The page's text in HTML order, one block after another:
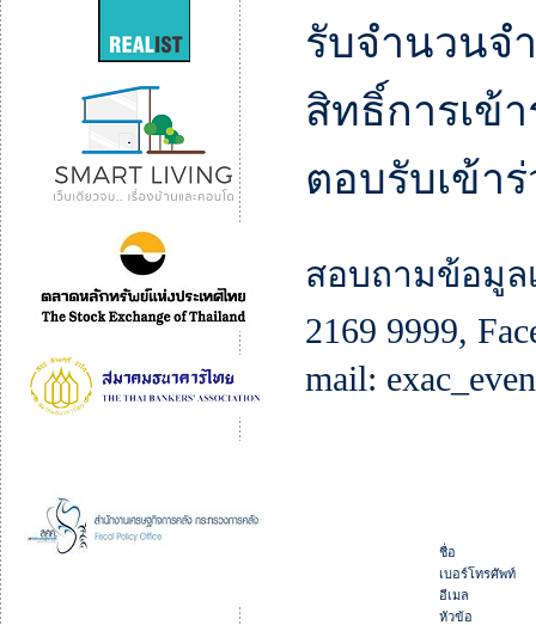
รับจำนวนจ
สิทธิ์การเข้
ตอบรับเข้า
สอบถามข้อมูล
2169 9999,
mail:
ชื่อ
เบอร์โทรศัพท์
อีเมล
หัวข้อ